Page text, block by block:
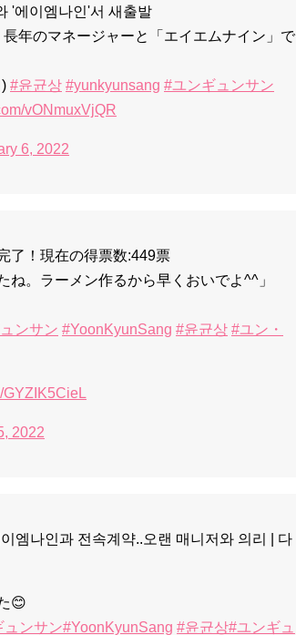
'에이엠나인'서 새출발
年のマネージャーと「エイエムナイン」で
#윤균상 #yunkyunsang #ユンギュンサン
vONmuxVjQR
6, 2022
了！現在の得票数:449票
。ラーメン作るから早くおいでよ^^」
ンサン #YoonKyunSang #윤균상 #ユン・
GYZIK5CieL
2022
엠나인과 전속계약..오랜 매니저와 의리 | 다
😊
ュンサン#YoonKyunSang #윤균상#ユンギュ